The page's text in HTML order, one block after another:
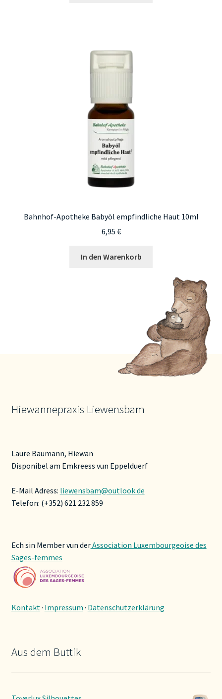
Bahnhof-Apotheke Babyöl empfindliche Haut 10ml
6,95 €
In den Warenkorb
Hiewannepraxis Liewensbam
Laure Baumann, Hiewan
Disponibel am Emkreess vun Eppelduerf
E-Mail Adress: liewensbam@outlook.de
Telefon: (+352) 621 232 859
Ech sin Member vun derAssociation Luxembourgeoise des
Sages-femmes
Kontakt· Impressum · Datenschutzerklärung
Aus dem Buttik